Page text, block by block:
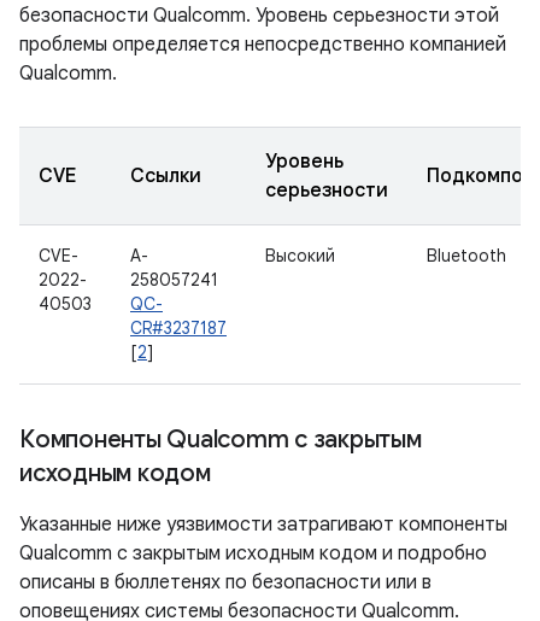
безопасности Qualcomm. Уровень серьезности этой
проблемы определяется непосредственно компанией
Qualcomm.
CVE Ссылки
Уровень
серьезности
CVE-
2022-
40503
A-
258057241
QC-
CR#3237187
[2]
Высокий Bluetooth
Компоненты Qualcomm с закрытым
исходным кодом
Указанные ниже уязвимости затрагивают компоненты
Qualcomm с закрытым исходным кодом и подробно
описаны в бюллетенях по безопасности или в
оповещениях системы безопасности Qualcomm.